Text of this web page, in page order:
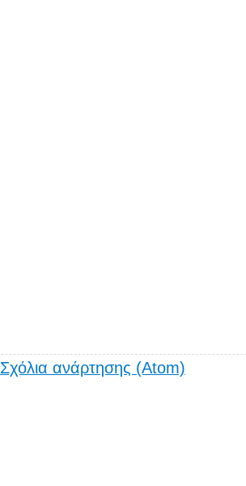
Σχόλια ανάρτησης (Atom)